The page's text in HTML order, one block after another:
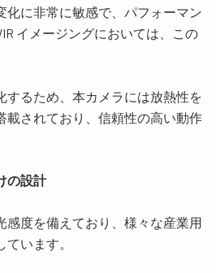
化に非常に敏感で、パフォーマン
イメージングにおいては、この
するため、本カメラには放熱性を
載されており、信頼性の高い動作
の設計
感度を備えており、様々な産業用
います。